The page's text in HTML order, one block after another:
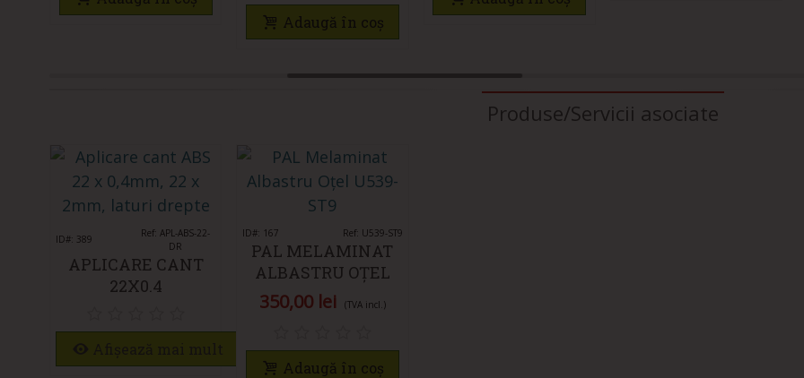
Adaugă în coș
Produse/Servicii asociate
Îmi place
ID#: 389
Ref: APL-ABS-22-
DR
APLICARE CANT
22X0.4
ID#: 167 Ref: U539-ST9
PAL MELAMINAT
ALBASTRU OȚEL
U539-ST9
350,00 lei (TVA incl.)
Adaugă în coș